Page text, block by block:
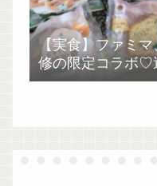
【実食】ファミ
修の限定コラボ♡
過ぎた！